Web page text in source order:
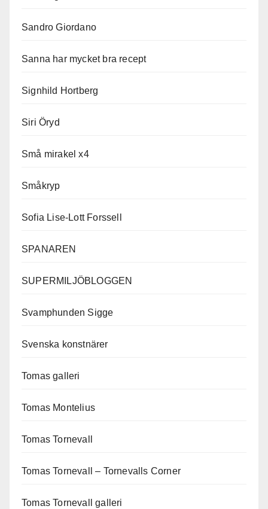
Sandro Giordano
Sanna har mycket bra recept
Signhild Hortberg
Siri Öryd
Små mirakel x4
Småkryp
Sofia Lise-Lott Forssell
SPANAREN
SUPERMILJÖBLOGGEN
Svamphunden Sigge
Svenska konstnärer
Tomas galleri
Tomas Montelius
Tomas Tornevall
Tomas Tornevall – Tornevalls Corner
Tomas Tornevall galleri